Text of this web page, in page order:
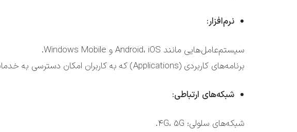
نرم‌افزار:
سیستم‌عامل‌هایی مانند Android، iOS و Windows Mobile.
برنامه‌های کاربردی (Applications) که به کاربران امکان دسترسی به خدمات و منابع را می‌دهند.
شبکه‌های ارتباطی:
شبکه‌های سلولی: 4G، 5G.